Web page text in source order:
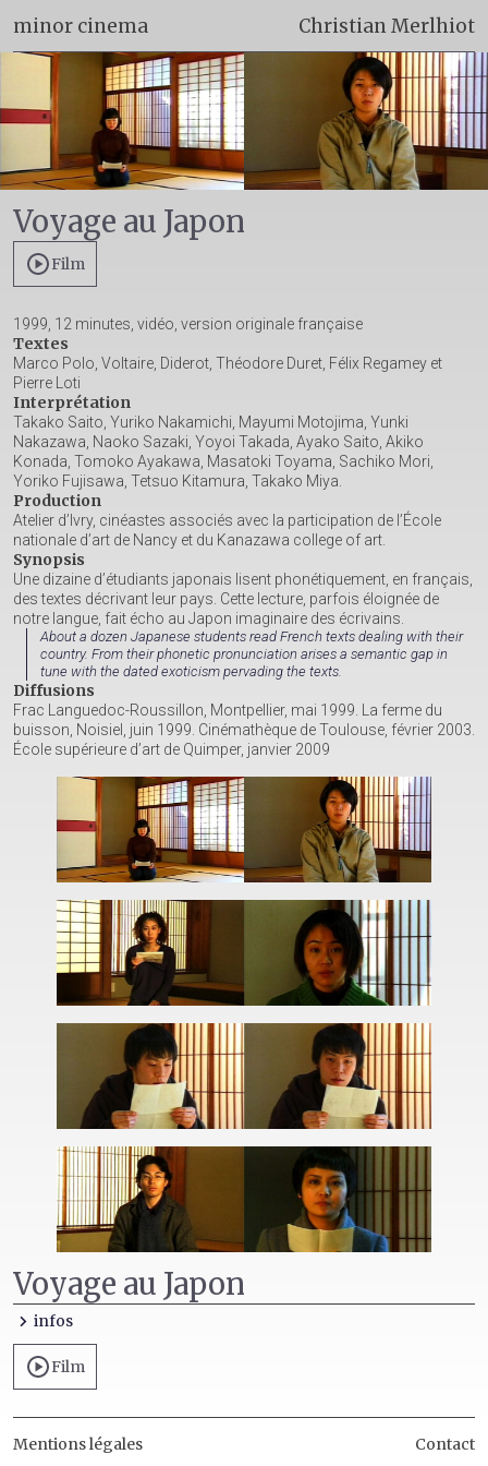
minor cinema Christian Merlhiot
Voyage au Japon
Film
1999, 12 minutes, vidéo, version originale française
Textes
Marco Polo, Voltaire, Diderot, Théodore Duret, Félix Regamey et
Pierre Loti
Interprétation
Takako Saito, Yuriko Nakamichi, Mayumi Motojima, Yunki
Nakazawa, Naoko Sazaki, Yoyoi Takada, Ayako Saito, Akiko
Konada, Tomoko Ayakawa, Masatoki Toyama, Sachiko Mori,
Yoriko Fujisawa, Tetsuo Kitamura, Takako Miya.
Production
Atelier d’Ivry, cinéastes associés avec la participation de l’École
nationale d’art de Nancy et du Kanazawa college of art.
Synopsis
Une dizaine d’étudiants japonais lisent phonétiquement, en français,
des textes décrivant leur pays. Cette lecture, parfois éloignée de
notre langue, fait écho au Japon imaginaire des écrivains.
About a dozen Japanese students read French texts dealing with their
country. From their phonetic pronunciation arises a semantic gap in
tune with the dated exoticism pervading the texts.
Diffusions
Frac Languedoc-Roussillon, Montpellier, mai 1999. La ferme du
buisson, Noisiel, juin 1999. Cinémathèque de Toulouse, février 2003.
École supérieure d’art de Quimper, janvier 2009
Voyage au Japon
infos
Film
Mentions légales Contact